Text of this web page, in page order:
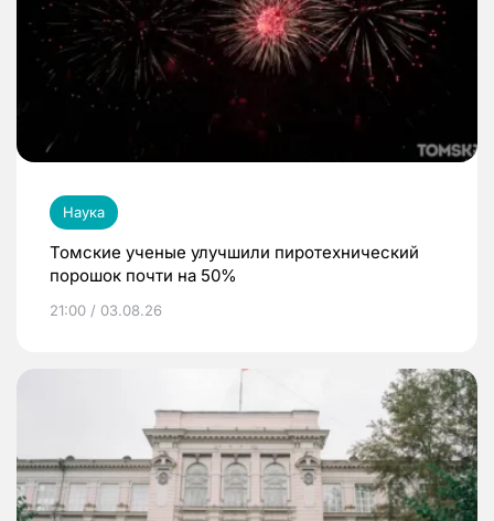
Наука
Томские ученые улучшили пиротехнический
порошок почти на 50%
21:00 / 03.08.26